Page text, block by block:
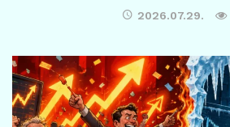
2026.07.29.